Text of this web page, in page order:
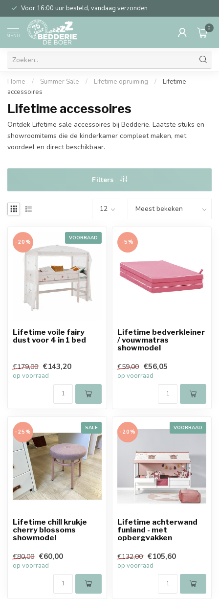
Voor 16:00 uur besteld, vandaag verzonden
MENU
0
Home / Summer Sale / Lifetime opruiming /
Lifetime
accessoires
Lifetime accessoires
Ontdek Lifetime sale accessoires bij Bedderie. Laatste stuks en
showroomitems die de kinderkamer compleet maken, met
voordeel en direct beschikbaar.
Filters
VOORRAAD
-20%
Lifetime voile fairy
dust voor 4 in 1 bed
€179,00 €143,20
op voorraad
-5%
Lifetime bedverkleiner
/ vouwmatras
showmodel
€59,00 €56,05
op voorraad
SALE
-25%
Lifetime chill krukje
cherry blossoms
showmodel
€80,00 €60,00
op voorraad
VOORRAAD
-20%
Lifetime achterwand
funland - met
opbergvakken
€132,00 €105,60
op voorraad